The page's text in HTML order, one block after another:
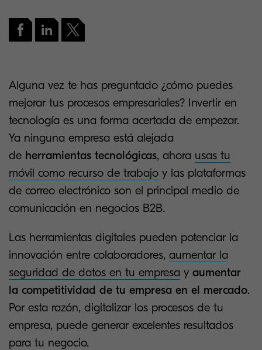
Alguna vez te has preguntado ¿cómo puedes
mejorar tus procesos empresariales? Invertir en
tecnología es una forma acertada de empezar.
Ya ninguna empresa está alejada
de herramientas tecnológicas, ahora usas tu
móvil como recurso de trabajo y las plataformas
de correo electrónico son el principal medio de
comunicación en negocios B2B.
Las herramientas digitales pueden potenciar la
innovación entre colaboradores, aumentar la
seguridad de datos en tu empresa y aumentar
la competitividad de tu empresa en el mercado.
Por esta razón, digitalizar los procesos de tu
empresa, puede generar excelentes resultados
para tu negocio.